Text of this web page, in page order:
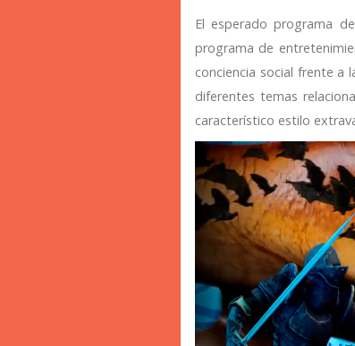
El esperado programa
programa de
conciencia social frente a
diferentes temas
característico estilo